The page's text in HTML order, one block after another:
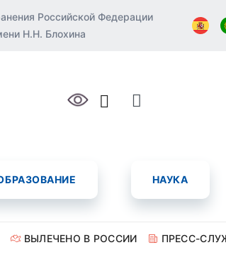
Российской Федерации
Н.Н. Блохина
НАУКА
ВЫЛЕЧЕНО В РОССИИ ПРЕСС-